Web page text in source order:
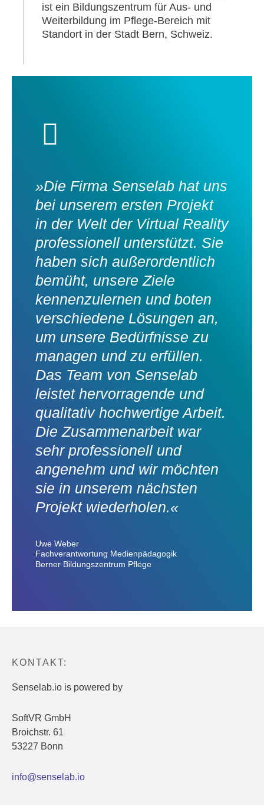
ist ein Bildungszentrum für Aus- und
Weiterbildung im Pflege-Bereich mit
Standort in der Stadt Bern, Schweiz.
»Die Firma Senselab hat uns
bei unserem ersten Projekt
in der Welt der Virtual Reality
professionell unterstützt. Sie
haben sich außerordentlich
bemüht, unsere Ziele
kennenzulernen und boten
verschiedene Lösungen an,
um unsere Bedürfnisse zu
managen und zu erfüllen.
Das Team von Senselab
leistet hervorragende und
qualitativ hochwertige Arbeit.
Die Zusammenarbeit war
sehr professionell und
angenehm und wir möchten
sie in unserem nächsten
Projekt wiederholen.«
Uwe Weber
Fachverantwortung Medienpädagogik
Berner Bildungszentrum Pflege
KONTAKT:
Senselab.io is powered by
SoftVR GmbH
Broichstr. 61
53227 Bonn
info@senselab.io